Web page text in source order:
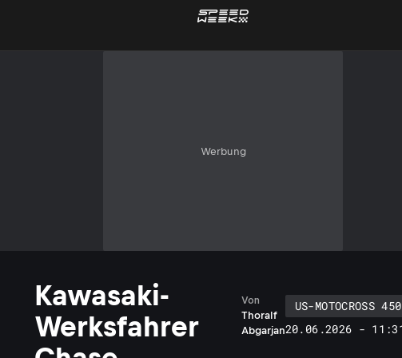
Werbung
Kawasaki-
Werksfahrer
Thoralf
Abgarjan
Von
US-MOTOCROSS 450
20.06.2026 -